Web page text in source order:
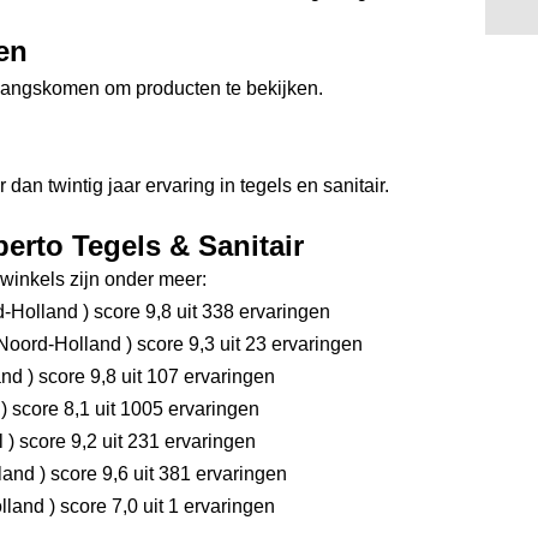
om producten te bekijken.
dan twintig jaar ervaring in tegels en sanitair.
Tegels & Sanitair
zijn onder meer:
Holland ) score 9,8 uit 338 ervaringen
Holland ) score 9,3 uit 23 ervaringen
) score 9,8 uit 107 ervaringen
) score 8,1 uit 1005 ervaringen
) score 9,2 uit 231 ervaringen
) score 9,6 uit 381 ervaringen
) score 7,0 uit 1 ervaringen